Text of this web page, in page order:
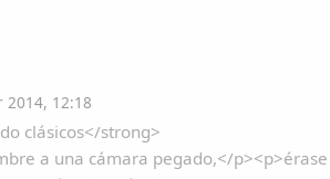
12:18
clásicos</strong>
a una cámara pegado,</